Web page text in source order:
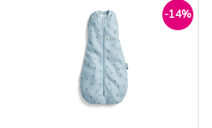
tím je látka více vycpaná a
izolována. Popis: Pytel na
spaní pro miminka a batolata
určený pro děti, obvykle od
přibližně 3 měsíců. Pytel
-14%